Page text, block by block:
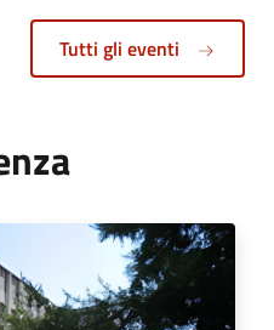
Tutti gli eventi